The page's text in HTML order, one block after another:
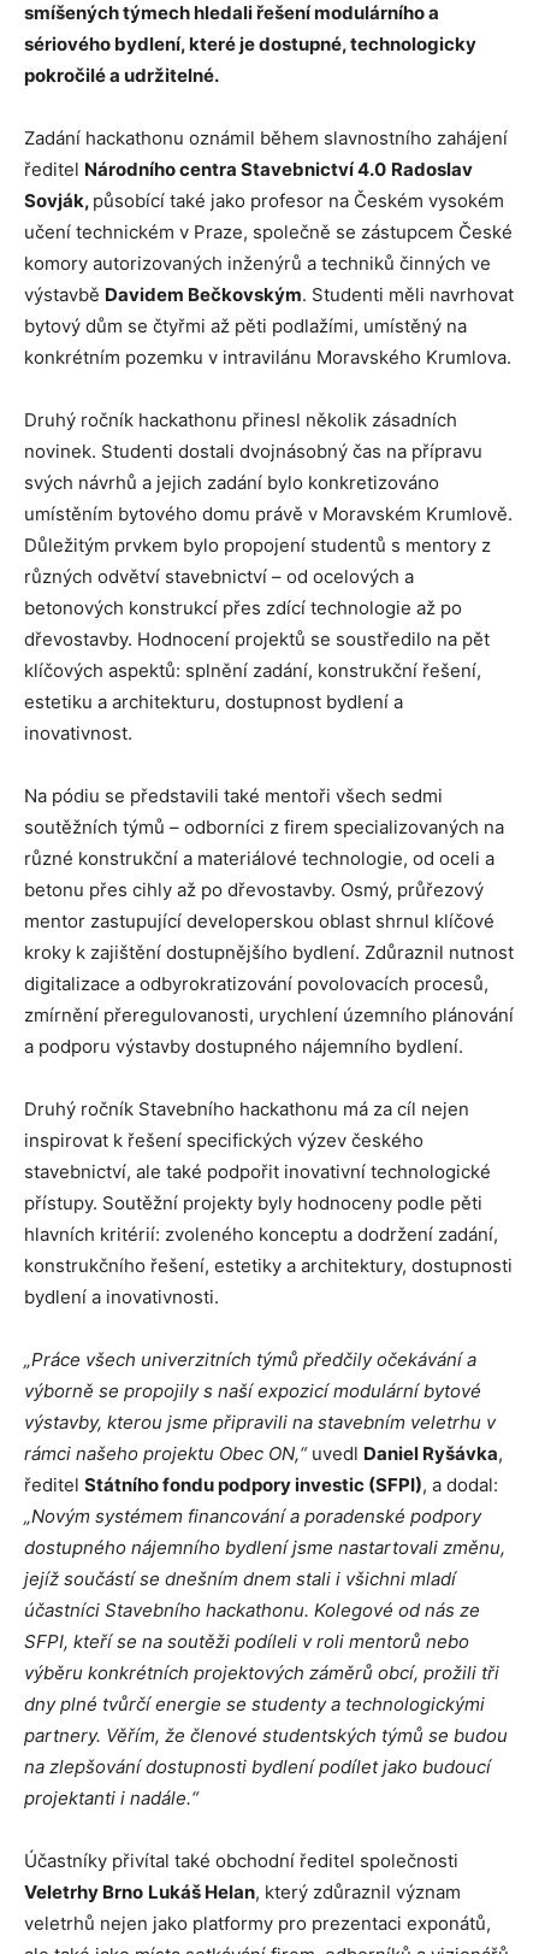
smíšených týmech hledali řešení modulárního a
sériového bydlení, které je dostupné, technologicky
pokročilé a udržitelné.
Zadání hackathonu oznámil během slavnostního zahájení
ředitel Národního centra Stavebnictví 4.0 Radoslav
Sovják, působící také jako profesor na Českém vysokém
učení technickém v Praze, společně se zástupcem České
komory autorizovaných inženýrů a techniků činných ve
výstavbě Davidem Bečkovským. Studenti měli navrhovat
bytový dům se čtyřmi až pěti podlažími, umístěný na
konkrétním pozemku v intravilánu Moravského Krumlova.
Druhý ročník hackathonu přinesl několik zásadních
novinek. Studenti dostali dvojnásobný čas na přípravu
svých návrhů a jejich zadání bylo konkretizováno
umístěním bytového domu právě v Moravském Krumlově.
Důležitým prvkem bylo propojení studentů s mentory z
různých odvětví stavebnictví – od ocelových a
betonových konstrukcí přes zdící technologie až po
dřevostavby. Hodnocení projektů se soustředilo na pět
klíčových aspektů: splnění zadání, konstrukční řešení,
estetiku a architekturu, dostupnost bydlení a
inovativnost.
Na pódiu se představili také mentoři všech sedmi
soutěžních týmů – odborníci z firem specializovaných na
různé konstrukční a materiálové technologie, od oceli a
betonu přes cihly až po dřevostavby. Osmý, průřezový
mentor zastupující developerskou oblast shrnul klíčové
kroky k zajištění dostupnějšího bydlení. Zdůraznil nutnost
digitalizace a odbyrokratizování povolovacích procesů,
zmírnění přeregulovanosti, urychlení územního plánování
a podporu výstavby dostupného nájemního bydlení.
Druhý ročník Stavebního hackathonu má za cíl nejen
inspirovat k řešení specifických výzev českého
stavebnictví, ale také podpořit inovativní technologické
přístupy. Soutěžní projekty byly hodnoceny podle pěti
hlavních kritérií: zvoleného konceptu a dodržení zadání,
konstrukčního řešení, estetiky a architektury, dostupnosti
bydlení a inovativnosti.
„Práce všech univerzitních týmů předčily očekávání a
výborně se propojily s naší expozicí modulární bytové
výstavby, kterou jsme připravili na stavebním veletrhu v
rámci našeho projektu Obec ON,“ uvedl Daniel Ryšávka,
ředitel Státního fondu podpory investic (SFPI), a dodal:
„Novým systémem financování a poradenské podpory
dostupného nájemního bydlení jsme nastartovali změnu,
jejíž součástí se dnešním dnem stali i všichni mladí
účastníci Stavebního hackathonu. Kolegové od nás ze
SFPI, kteří se na soutěži podíleli v roli mentorů nebo
výběru konkrétních projektových záměrů obcí, prožili tři
dny plné tvůrčí energie se studenty a technologickými
partnery. Věřím, že členové studentských týmů se budou
na zlepšování dostupnosti bydlení podílet jako budoucí
projektanti i nadále.“
Účastníky přivítal také obchodní ředitel společnosti
Veletrhy Brno Lukáš Helan, který zdůraznil význam
veletrhů nejen jako platformy pro prezentaci exponátů,